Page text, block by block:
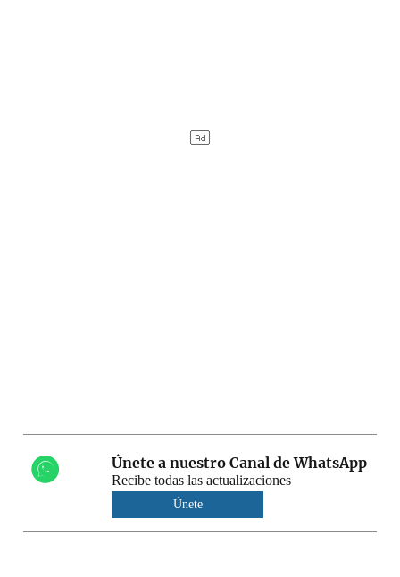
Únete a nuestro Canal de WhatsApp
Recibe todas las actualizaciones
Únete